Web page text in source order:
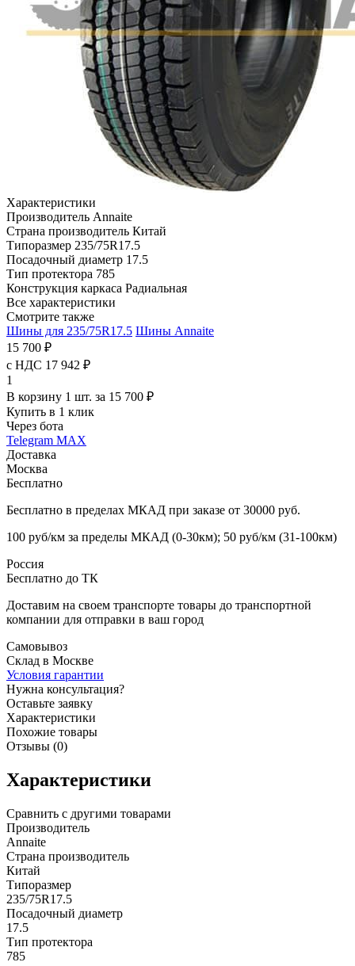
Характеристики
Производитель Annaite
Страна производитель Китай
Типоразмер 235/75R17.5
Посадочный диаметр 17.5
Тип протектора 785
Конструкция каркаса Радиальная
Все характеристики
Смотрите также
Шины для 235/75R17.5 Шины Annaite
15 700 ₽
с НДС 17 942 ₽
1
В корзину 1 шт. за 15 700 ₽
Купить в 1 клик
Через бота
Telegram MAX
Доставка
Москва
Бесплатно
Бесплатно в пределах МКАД при заказе от 30000 руб.
100 руб/км за пределы МКАД (0-30км); 50 руб/км (31-100км)
Россия
Бесплатно до ТК
Доставим на своем транспорте товары до транспортной
компании для отправки в ваш город
Самовывоз
Склад в Москве
Условия гарантии
Нужна консультация?
Оставьте заявку
Характеристики
Похожие товары
Отзывы (0)
Характеристики
Сравнить с другими товарами
Производитель
Annaite
Страна производитель
Китай
Типоразмер
235/75R17.5
Посадочный диаметр
17.5
Тип протектора
785